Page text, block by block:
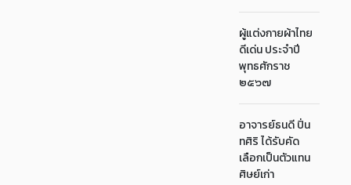
ผู้แต่งกายผ้าไทย
ดีเด่น ประจำปี
พุทธศักราช
๒๕๖๗
อาจารย์ธนดี ปิ่น
ทศิริ ได้รับคัด
เลือกเป็นตัวแทน
ศิษย์เก่า